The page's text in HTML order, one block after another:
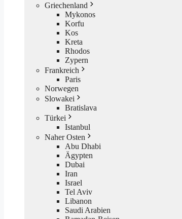
Griechenland
Mykonos
Korfu
Kos
Kreta
Rhodos
Zypern
Frankreich
Paris
Norwegen
Slowakei
Bratislava
Türkei
Istanbul
Naher Osten
Abu Dhabi
Ägypten
Dubai
Iran
Israel
Tel Aviv
Libanon
Saudi Arabien